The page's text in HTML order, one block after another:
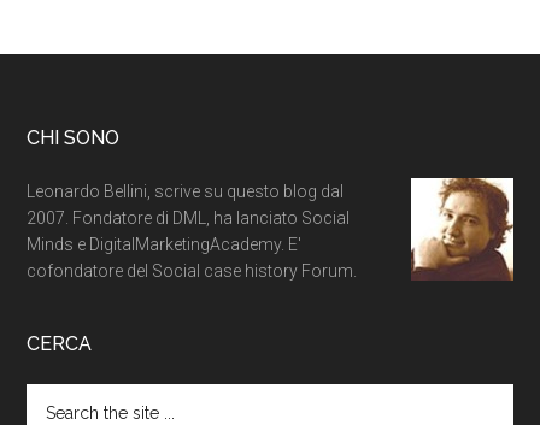
CHI SONO
Leonardo Bellini, scrive su questo blog dal
2007. Fondatore di DML, ha lanciato Social
Minds e DigitalMarketingAcademy. E'
cofondatore del Social case history Forum.
CERCA